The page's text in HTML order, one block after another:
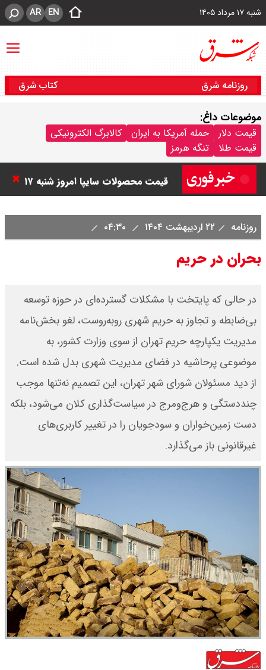
شنبه ۱۷ مرداد ۱۴۰۵ EN
AR
روزنامه شرق کتاب شرق
موضوعات داغ:
قیمت دلار حمله آمریکا به ایران
کالابرگ الکترونیکی
قیمت طلا
تنگه هرمز
قیمت خودرو امروز شنبه ۱۷ مرداد
۱۴۰۵/ کاهش ۱۰۵ میلیون تومانی
قیمت کوییک
قیمت محصولات سایپا امروز شنبه ۱۷
جدول
+ جدول
آغاز شد / خرید کوییک با پیش
پرداخت ۵۰۰ میلیون تومان + لینک
شاخص بورس امروز شنبه ۱۷ مرداد
۱۴۰۵ / شاخص افزایشی شد + تحلیل
روزنامه ۲۲ اردیبهشت ۱۴۰۴
بحران در حریم
در حالی که پایتخت با مشکلات گسترده‌ای در حوزه توسعه
بی‌ضابطه و تجاوز به حریم شهری روبه‌روست، لغو بخش‌نامه
مدیریت یکپارچه حریم تهران از سوی وزارت کشور، به
موضوعی پرحاشیه در فضای مدیریت شهری بدل شده است.
از دید مسئولان شورای شهر تهران، این تصمیم نه‌تنها موجب
چنددستگی و هرج‌ومرج در سیاست‌گذاری کلان می‌شود، بلکه
دست زمین‌خواران و سودجویان را در تغییر کاربری‌های
غیرقانونی باز می‌گذارد.